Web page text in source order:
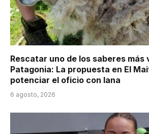
Rescatar uno de los saberes más
Patagonia: La propuesta en El
potenciar el oficio con lana
6 agosto, 2026